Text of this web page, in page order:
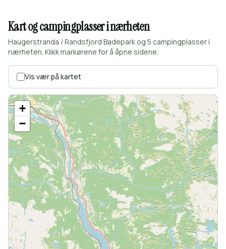
Kart og campingplasser i nærheten
Haugerstranda / Randsfjord Badepark og 5 campingplasser i
nærheten. Klikk markørene for å åpne sidene.
Vis vær på kartet
+
−